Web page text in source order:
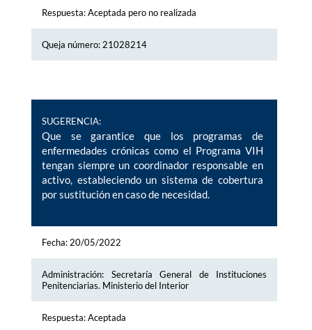
Respuesta: Aceptada pero no realizada
Queja número: 21028214
SUGERENCIA:
Que se garantice que los programas de
enfermedades crónicas como el Programa VIH
tengan siempre un coordinador responsable en
activo, estableciendo un sistema de cobertura
por sustitución en caso de necesidad.
Fecha: 20/05/2022
Administración: Secretaría General de Instituciones
Penitenciarias. Ministerio del Interior
Respuesta: Aceptada